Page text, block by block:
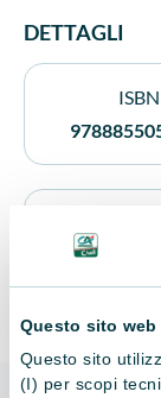
Questo sito
Questo sito
(I) per scopi
il lusso del
Medioevo e nel
ritratti con le
in posa.
informazioni,
e senso critico,
salverà tutti.
demoiselles
con occhi nuovi
che può
DETTAGLI
ISBN